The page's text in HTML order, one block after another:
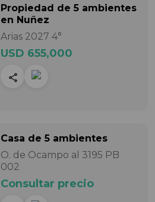
Propiedad de 5 ambientes
en Nuñez
Arias 2027 4°
USD 655,000
Casa de 5 ambientes
O. de Ocampo al 3195 PB
002
Consultar precio